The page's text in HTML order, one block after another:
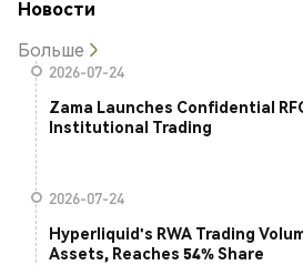
Новости
Больше
2026-07-24
Zama Launches Confidential
Institutional Trading
2026-07-24
Hyperliquid's RWA Trading
Assets, Reaches 54% Share